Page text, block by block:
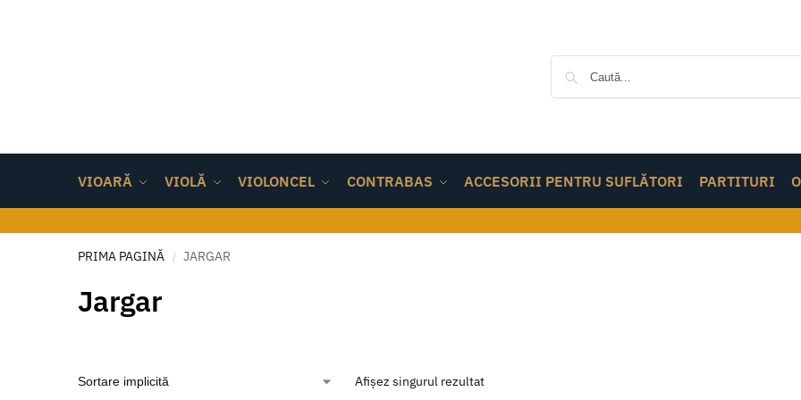
VIOARĂ VIOLĂ VIOLONCEL CONTRABAS ACCESORII PENTRU SUFLĂTORI PARTITURI
PRIMA PAGINĂ / JARGAR
Jargar
Afișez singurul rezultat